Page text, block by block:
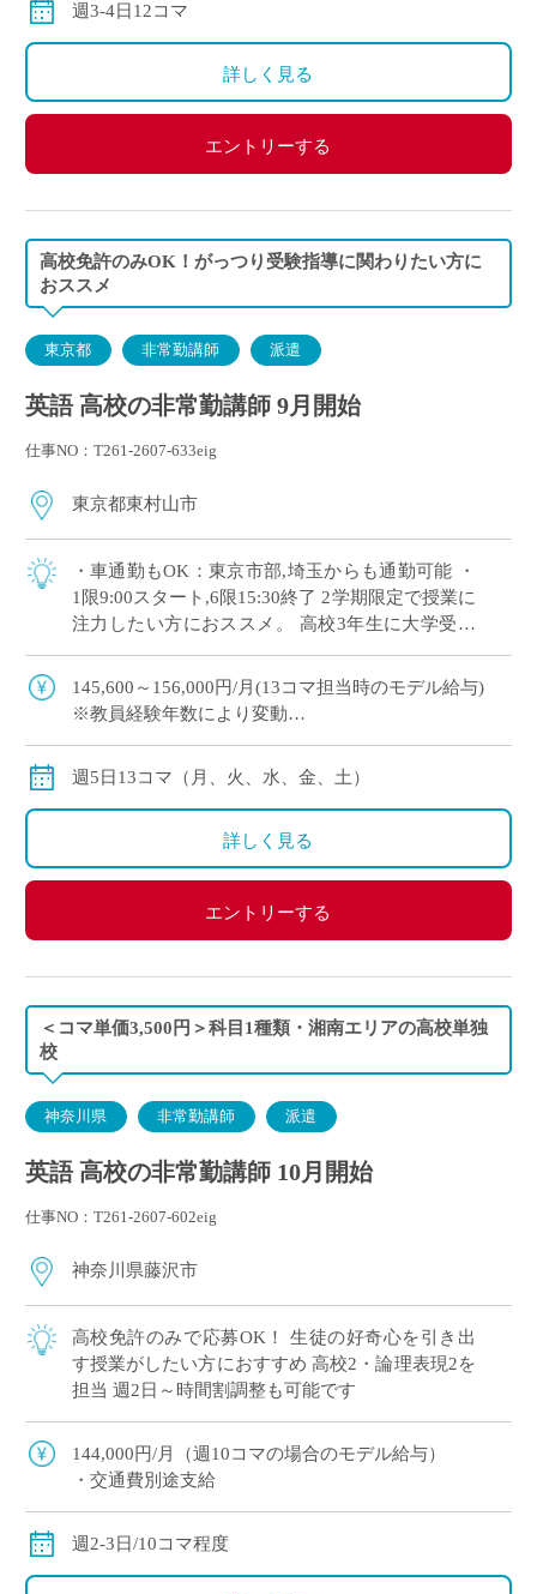
週3-4日12コマ
詳しく見る
エントリーする
高校免許のみOK！がっつり受験指導に関わりたい方に
おススメ
東京都 非常勤講師 派遣
英語 高校の非常勤講師 9月開始
仕事NO：T261-2607-633eig
東京都東村山市
・車通勤もOK：東京市部,埼玉からも通勤可能 ・
1限9:00スタート,6限15:30終了 2学期限定で授業に
注力したい方におススメ。 高校3年生に大学受験
指導を担当いただきます。
145,600～156,000円/月(13コマ担当時のモデル給与)
※教員経験年数により変動
※交通費別途全額支給
週5日13コマ（月、火、水、金、土）
詳しく見る
エントリーする
＜コマ単価3,500円＞科目1種類・湘南エリアの高校単独
校
神奈川県 非常勤講師 派遣
英語 高校の非常勤講師 10月開始
仕事NO：T261-2607-602eig
神奈川県藤沢市
高校免許のみで応募OK！ 生徒の好奇心を引き出
す授業がしたい方におすすめ 高校2・論理表現2を
担当 週2日～時間割調整も可能です
144,000円/月（週10コマの場合のモデル給与）
・交通費別途支給
週2-3日/10コマ程度